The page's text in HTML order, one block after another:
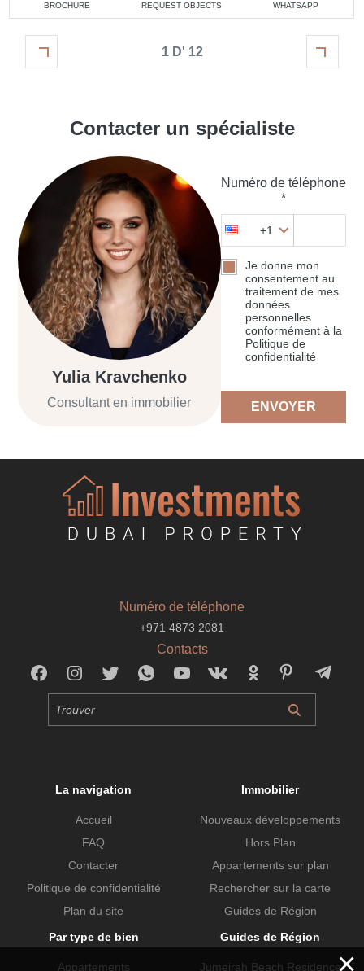
BROCHURE REQUEST OBJECTS WHATSAPP
1 D' 12
Contacter un spécialiste
Yulia Kravchenko
Consultant en immobilier
Numéro de téléphone
*
+1
Je donne mon
consentement au
traitement de mes
données
personnelles
conformément à la
Politique de
confidentialité
ENVOYER
Numéro de téléphone
+971 4873 2081
Contacts
La navigation
Accueil
FAQ
Contacter
Politique de confidentialité
Plan du site
Immobilier
Nouveaux développements
Hors Plan
Appartements sur plan
Rechercher sur la carte
Guides de Région
Par type de bien
Appartements
Guides de Région
Jumeirah Beach Residence×